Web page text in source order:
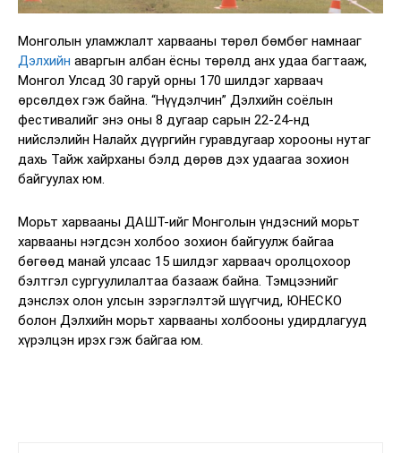
Монголын уламжлалт харвааны төрөл бөмбөг намнааг
Дэлхийн аваргын албан ёсны төрөлд анх удаа багтааж,
Монгол Улсад 30 гаруй орны 170 шилдэг харваач
өрсөлдөх гэж байна. “Нүүдэлчин” Дэлхийн соёлын
фестивалийг энэ оны 8 дугаар сарын 22-24-нд
нийслэлийн Налайх дүүргийн гуравдугаар хорооны нутаг
дахь Тайж хайрханы бэлд дөрөв дэх удаагаа зохион
байгуулах юм.
Морьт харвааны ДАШТ-ийг Монголын үндэсний морьт
харвааны нэгдсэн холбоо зохион байгуулж байгаа
бөгөөд манай улсаас 15 шилдэг харваач оролцохоор
бэлтгэл сургуулилалтаа базааж байна. Тэмцээнийг
дэнслэх олон улсын зэрэглэлтэй шүүгчид, ЮНЕСКО
болон Дэлхийн морьт харвааны холбооны удирдлагууд
хүрэлцэн ирэх гэж байгаа юм.